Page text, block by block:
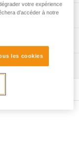
votre expérience
d’accéder à notre
les cookies